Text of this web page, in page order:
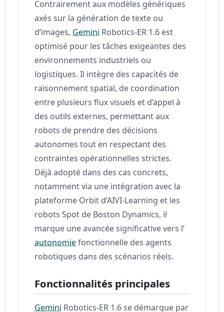
Contrairement aux modèles génériques
axés sur la génération de texte ou
d’images, Gemini Robotics-ER 1.6 est
optimisé pour les tâches exigeantes des
environnements industriels ou
logistiques. Il intègre des capacités de
raisonnement spatial, de coordination
entre plusieurs flux visuels et d’appel à
des outils externes, permettant aux
robots de prendre des décisions
autonomes tout en respectant des
contraintes opérationnelles strictes.
Déjà adopté dans des cas concrets,
notamment via une intégration avec la
plateforme Orbit d’AIVI-Learning et les
robots Spot de Boston Dynamics, il
marque une avancée significative vers l’
autonomiefonctionnelle des agents
robotiques dans des scénarios réels.
Fonctionnalités principales
Gemini Robotics-ER 1.6 se démarque par